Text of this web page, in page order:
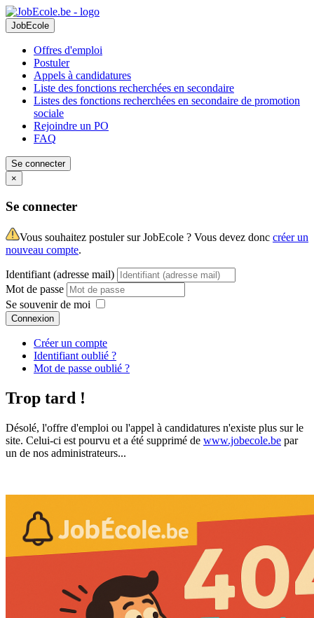
JobEcole
Offres d'emploi
Postuler
Appels à candidatures
Liste des fonctions recherchées en secondaire
Listes des fonctions recherchées en secondaire de promotion
sociale
Rejoindre un PO
FAQ
Se connecter
×
Se connecter
Vous souhaitez postuler sur JobEcole ? Vous devez donc créer un
nouveau compte.
Identifiant (adresse mail)
Mot de passe
Se souvenir de moi
Connexion
Créer un compte
Identifiant oublié ?
Mot de passe oublié ?
Trop tard !
Désolé, l'offre d'emploi ou l'appel à candidatures n'existe plus sur le
site. Celui-ci est pourvu et a été supprimé de www.jobecole.be par
un de nos administrateurs...